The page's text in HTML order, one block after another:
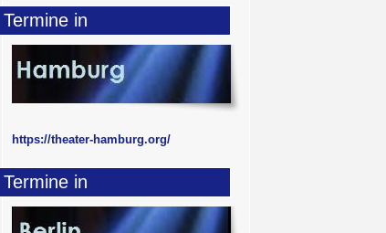
Termine in
https://theater-hamburg.org/
Termine in